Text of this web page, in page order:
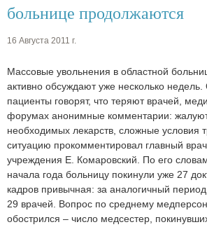
больнице продолжаются
16 Августа 2011 г.
Массовые увольнения в областной
активно обсуждают уже несколько
пациенты говорят, что теряют врачей,
форумах анонимные комментарии:
необходимых лекарств, сложные условия
ситуацию прокомментировал главный
учреждения Е. Комаровский. По его
начала года больницу покинули уже 27
кадров привычная: за аналогичный
29 врачей. Вопрос по среднему
обострился – число медсестер,